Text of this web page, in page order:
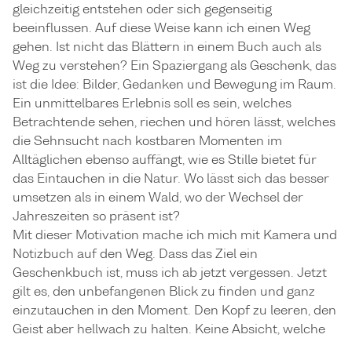
gleichzeitig entstehen oder sich gegenseitig
beeinflussen. Auf diese Weise kann ich einen Weg
gehen. Ist nicht das Blättern in einem Buch auch als
Weg zu verstehen? Ein Spaziergang als Geschenk, das
ist die Idee: Bilder, Gedanken und Bewegung im Raum.
Ein unmittelbares Erlebnis soll es sein, welches
Betrachtende sehen, riechen und hören lässt, welches
die Sehnsucht nach kostbaren Momenten im
Alltäglichen ebenso auffängt, wie es Stille bietet für
das Eintauchen in die Natur. Wo lässt sich das besser
umsetzen als in einem Wald, wo der Wechsel der
Jahreszeiten so präsent ist?
Mit dieser Motivation mache ich mich mit Kamera und
Notizbuch auf den Weg. Dass das Ziel ein
Geschenkbuch ist, muss ich ab jetzt vergessen. Jetzt
gilt es, den unbefangenen Blick zu finden und ganz
einzutauchen in den Moment. Den Kopf zu leeren, den
Geist aber hellwach zu halten. Keine Absicht, welche